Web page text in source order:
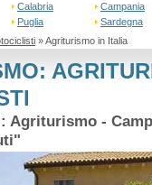
Calabria Campania
Puglia Sardegna
» Agriturismo in Italia
Agriturismo -